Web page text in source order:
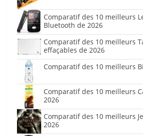
Comparatif des 10 meilleurs
Bluetooth de 2026
Comparatif des 10 meilleurs
effaçables de 2026
Comparatif des 10 meilleurs
Comparatif des 10 meilleurs
2026
Comparatif des 10 meilleurs
2026